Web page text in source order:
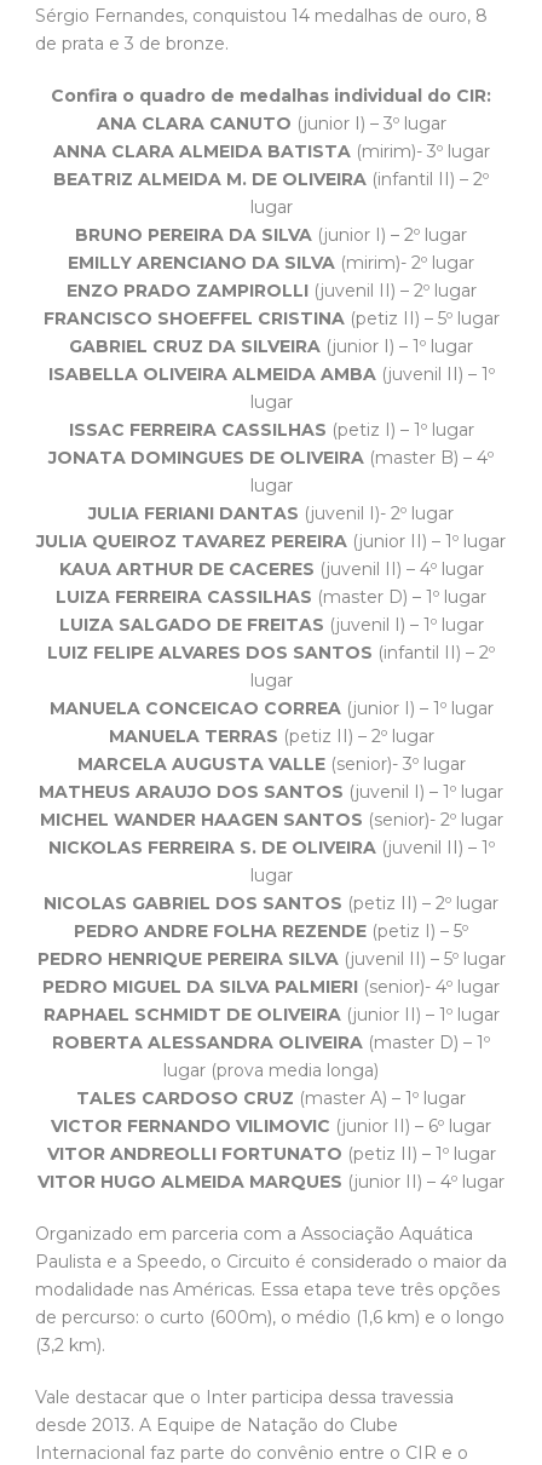
Sérgio Fernandes, conquistou 14 medalhas de ouro, 8
de prata e 3 de bronze.
Confira o quadro de medalhas individual do CIR:
ANA CLARA CANUTO (junior I) – 3º lugar
ANNA CLARA ALMEIDA BATISTA(mirim)- 3º lugar
BEATRIZ ALMEIDA M. DE OLIVEIRA (infantil II) – 2º
lugar
BRUNO PEREIRA DA SILVA (junior I) – 2º lugar
EMILLY ARENCIANO DA SILVA (mirim)- 2º lugar
ENZO PRADO ZAMPIROLLI(juvenil II) – 2º lugar
FRANCISCO SHOEFFEL CRISTINA(petiz II) – 5º lugar
GABRIEL CRUZ DA SILVEIRA (junior I) – 1º lugar
ISABELLA OLIVEIRA ALMEIDA AMBA(juvenil II) – 1º
lugar
ISSAC FERREIRA CASSILHAS (petiz I) – 1º lugar
JONATA DOMINGUES DE OLIVEIRA (master B) – 4º
lugar
JULIA FERIANI DANTAS (juvenil I)- 2º lugar
JULIA QUEIROZ TAVAREZ PEREIRA (junior II) – 1º lugar
KAUA ARTHUR DE CACERES (juvenil II) – 4º lugar
LUIZA FERREIRA CASSILHAS (master D) – 1º lugar
LUIZA SALGADO DE FREITAS (juvenil I) – 1º lugar
LUIZ FELIPE ALVARES DOS SANTOS (infantil II) – 2º
lugar
MANUELA CONCEICAO CORREA(junior I) – 1º lugar
MANUELA TERRAS (petiz II) – 2º lugar
MARCELA AUGUSTA VALLE(senior)- 3º lugar
MATHEUS ARAUJO DOS SANTOS (juvenil I) – 1º lugar
MICHEL WANDER HAAGEN SANTOS (senior)- 2º lugar
NICKOLAS FERREIRA S. DE OLIVEIRA(juvenil II) – 1º
lugar
NICOLAS GABRIEL DOS SANTOS (petiz II) – 2º lugar
PEDRO ANDRE FOLHA REZENDE (petiz I) – 5º
PEDRO HENRIQUE PEREIRA SILVA(juvenil II) – 5º lugar
PEDRO MIGUEL DA SILVA PALMIERI (senior)- 4º lugar
RAPHAEL SCHMIDT DE OLIVEIRA(junior II) – 1º lugar
ROBERTA ALESSANDRA OLIVEIRA (master D) – 1º
lugar (prova media longa)
TALES CARDOSO CRUZ (master A) – 1º lugar
VICTOR FERNANDO VILIMOVIC (junior II) – 6º lugar
VITOR ANDREOLLI FORTUNATO (petiz II) – 1º lugar
VITOR HUGO ALMEIDA MARQUES (junior II) – 4º lugar
Organizado em parceria com a Associação Aquática
Paulista e a Speedo, o Circuito é considerado o maior da
modalidade nas Américas. Essa etapa teve três opções
de percurso: o curto (600m), o médio (1,6 km) e o longo
(3,2 km).
Vale destacar que o Inter participa dessa travessia
desde 2013. A Equipe de Natação do Clube
Internacional faz parte do convênio entre o CIR e o